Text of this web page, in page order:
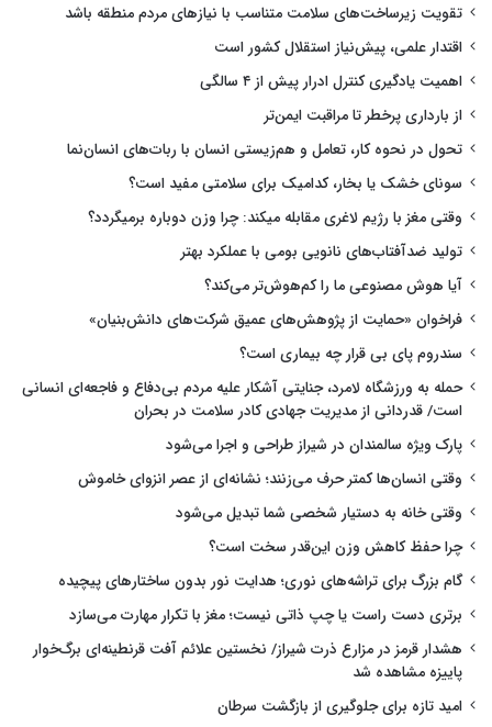
تقویت زیرساخت‌های سلامت متناسب با نیازهای مردم منطقه باشد
اقتدار علمی، پیش‌نیاز استقلال کشور است
اهمیت یادگیری کنترل ادرار پیش از ۴ سالگی
از بارداری پرخطر تا مراقبت ایمن‌تر
تحول در نحوه کار، تعامل و هم‌زیستی انسان با ربات‌های انسان‌نما
سونای خشک یا بخار، کدامیک برای سلامتی مفید است؟
وقتی مغز با رژیم لاغری مقابله میکند: چرا وزن دوباره برمیگردد؟
تولید ضدآفتاب‌های نانویی بومی با عملکرد بهتر
آیا هوش مصنوعی ما را کم‌هوش‌تر می‌کند؟
فراخوان «حمایت از پژوهش‌های عمیق شرکت‌های دانش‌بنیان»
سندروم پای بی قرار چه بیماری است؟
حمله به ورزشگاه لامرد، جنایتی آشکار علیه مردم بی‌دفاع و فاجعه‌ای انسانی
است/ قدردانی از مدیریت جهادی کادر سلامت در بحران
پارک ویژه سالمندان در شیراز طراحی و اجرا می‌شود
وقتی انسان‌ها کمتر حرف می‌زنند؛ نشانه‌ای از عصر انزوای خاموش
وقتی خانه به دستیار شخصی شما تبدیل می‌شود
چرا حفظ کاهش وزن این‌قدر سخت است؟
گام بزرگ برای تراشه‌های نوری؛ هدایت نور بدون ساختارهای پیچیده
برتری دست راست یا چپ ذاتی نیست؛ مغز با تکرار مهارت می‌سازد
هشدار قرمز در مزارع ذرت شیراز/ نخستین علائم آفت قرنطینه‌ای برگ‌خوار
پاییزه مشاهده شد
امید تازه برای جلوگیری از بازگشت سرطان